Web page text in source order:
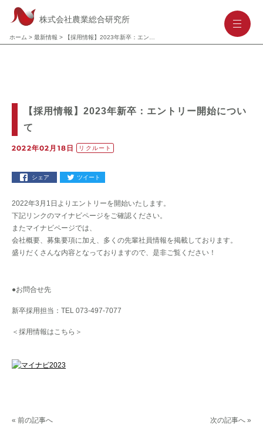
株式会社農業総合研究所
ホーム > 最新情報 >
--
【​採用情報】20​23​年​新卒：エントリー開始につい
て
2022年02月18日 リクルート
シェア ツイート
2022年3月1日よりエントリーを開始いたします。
下記リンクのマイナビページをご確認ください。
またマイナビページでは、
会社概要、募集要項に加え、多くの先輩社員情報を掲載しております。
盛りだくさんな内容となっておりますので、是非ご覧ください！
●お問合せ先
新卒採用担当：TEL 073-497-7077
＜採用情報はこちら＞
次の記事へ »
« 前の記事へ